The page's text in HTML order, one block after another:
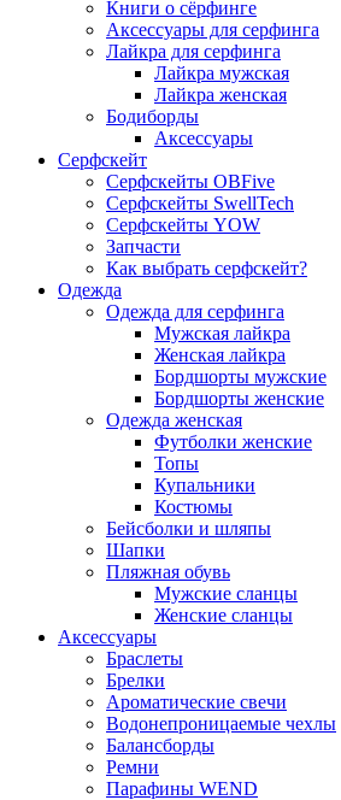
Книги о сёрфинге
Аксессуары для серфинга
Лайкра для серфинга
Лайкра мужская
Лайкра женская
Бодиборды
Аксессуары
Серфскейт
Серфскейты OBFive
Серфскейты SwellTech
Серфскейты YOW
Запчасти
Как выбрать серфскейт?
Одежда
Одежда для серфинга
Мужская лайкра
Женская лайкра
Бордшорты мужские
Бордшорты женские
Одежда женская
Футболки женские
Топы
Купальники
Костюмы
Бейсболки и шляпы
Шапки
Пляжная обувь
Мужские сланцы
Женские сланцы
Аксессуары
Браслеты
Брелки
Ароматические свечи
Водонепроницаемые чехлы
Балансборды
Ремни
Парафины WEND